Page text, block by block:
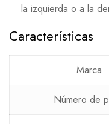
la izquierda o a la
Características
Marca
Número de